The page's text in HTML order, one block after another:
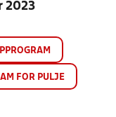
2023
FOR PULJE